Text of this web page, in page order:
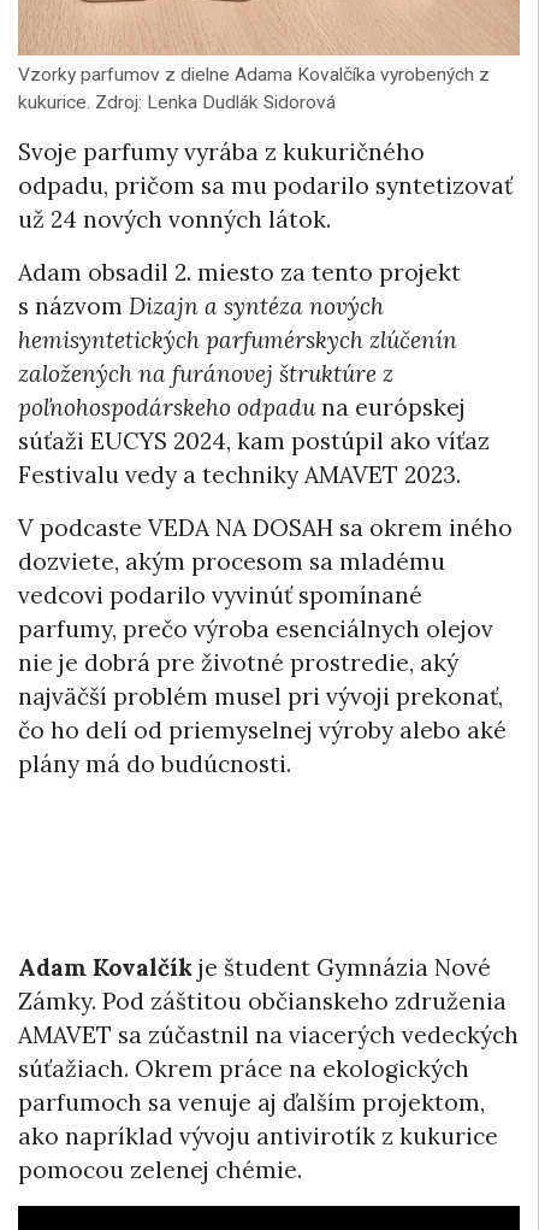
Vzorky parfumov z dielne Adama Kovalčíka vyrobených z
kukurice. Zdroj: Lenka Dudlák Sidorová
Svoje parfumy vyrába z kukuričného
odpadu, pričom sa mu podarilo syntetizovať
už 24 nových vonných látok.
Adam obsadil 2. miesto za tento projekt
s názvom Dizajn a syntéza nových
hemisyntetických parfumérskych zlúčenín
založených na furánovej štruktúre z
poľnohospodárskeho odpaduna európskej
súťaži EUCYS 2024, kam postúpil ako víťaz
Festivalu vedy a techniky AMAVET 2023.
V podcaste VEDA NA DOSAH sa okrem iného
dozviete, akým procesom sa mladému
vedcovi podarilo vyvinúť spomínané
parfumy, prečo výroba esenciálnych olejov
nie je dobrá pre životné prostredie, aký
najväčší problém musel pri vývoji prekonať,
čo ho delí od priemyselnej výroby alebo aké
plány má do budúcnosti.
Adam Kovalčík je študent Gymnázia Nové
Zámky. Pod záštitou občianskeho združenia
AMAVET sa zúčastnil na viacerých vedeckých
súťažiach. Okrem práce na ekologických
parfumoch sa venuje aj ďalším projektom,
ako napríklad vývoju antivirotík z kukurice
pomocou zelenej chémie.